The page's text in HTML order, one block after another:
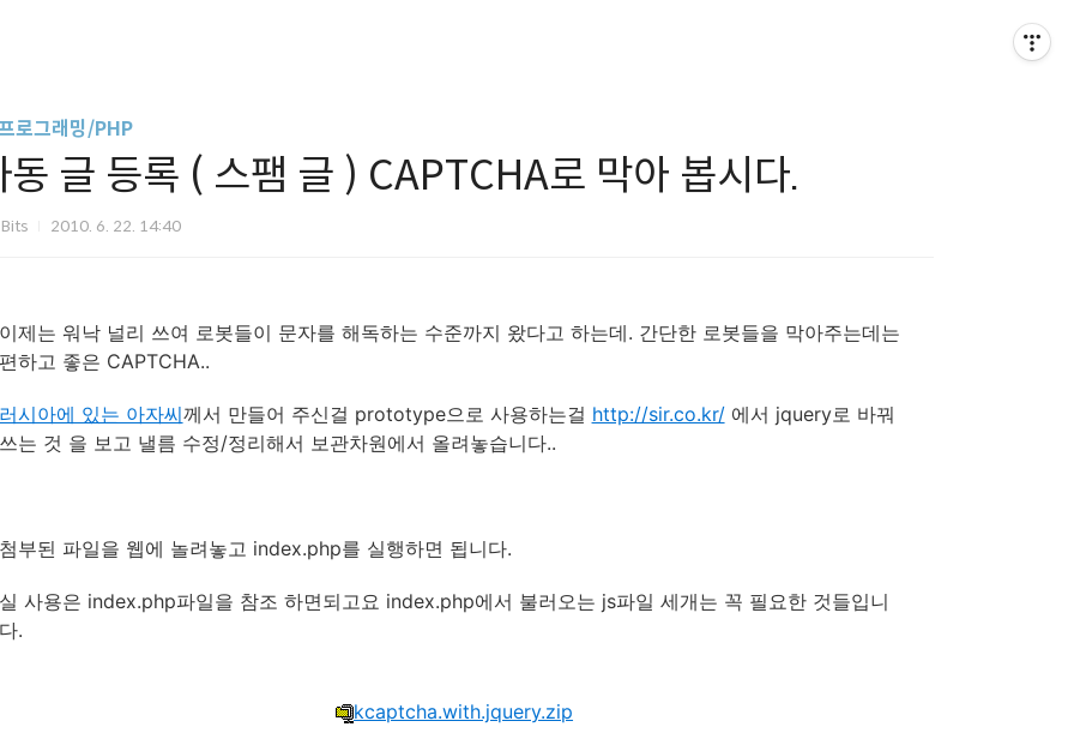
로그래밍/PHP
동 글 등록 ( 스팸 글 ) CAPTCHA로 막아 봅시다.
2010. 6. 22. 14:40
제는 워낙 널리 쓰여 로봇들이 문자를 해독하는 수준까지 왔다고 하는데. 간단한 로봇들을 막아주는데는
하고 좋은 CAPTCHA..
시아에 있는 아자씨께서 만들어 주신걸 prototype으로 사용하는걸 http://sir.co.kr/에서 jquery로 바꿔
는 것 을 보고 낼름 수정/정리해서 보관차원에서 올려놓습니다..
부된 파일을 웹에 놀려놓고 index.php를 실행하면 됩니다.
사용은 index.php파일을 참조 하면되고요 index.php에서 불러오는 js파일 세개는 꼭 필요한 것들입니
.
kcaptcha.with.jquery.zip